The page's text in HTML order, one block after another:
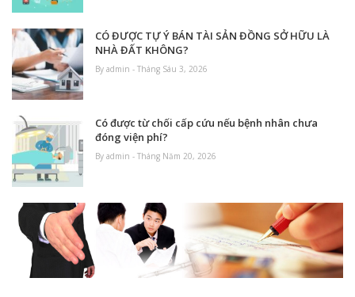
CÓ ĐƯỢC TỰ Ý BÁN TÀI SẢN ĐỒNG SỞ HỮU LÀ
NHÀ ĐẤT KHÔNG?
By admin - Tháng Sáu 3, 2026
Có được từ chối cấp cứu nếu bệnh nhân chưa
đóng viện phí?
By admin - Tháng Năm 20, 2026